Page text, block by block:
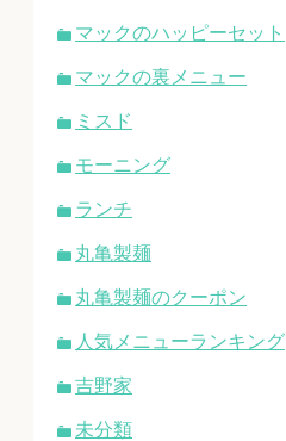
マックのハッピーセット
マックの裏メニュー
ミスド
モーニング
ランチ
丸亀製麺
丸亀製麺のクーポン
人気メニューランキング
吉野家
未分類